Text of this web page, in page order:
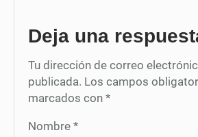
Deja una
Tu dirección de correo
publicada. Los campos
marcados con *
Nombre *